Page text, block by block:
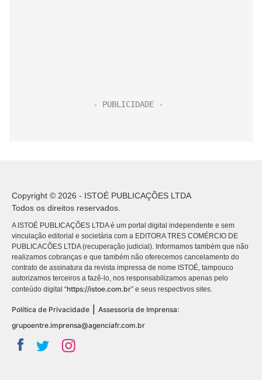
Copyright © 2026 - ISTOÉ PUBLICAÇÕES LTDA
Todos os direitos reservados.
A ISTOÉ PUBLICAÇÕES LTDA é um portal digital independente e sem
vinculação editorial e societária com a EDITORA TRES COMÉRCIO DE
PUBLICACÕES LTDA (recuperação judicial). Informamos também que não
realizamos cobranças e que também não oferecemos cancelamento do
contrato de assinatura da revista impressa de nome ISTOÉ, tampouco
autorizamos terceiros a fazê-lo, nos responsabilizamos apenas pelo
conteúdo digital “https://istoe.com.br” e seus respectivos sites.
Política de Privacidade
Assessoria de Imprensa:
grupoentre.imprensa@agenciafr.com.br